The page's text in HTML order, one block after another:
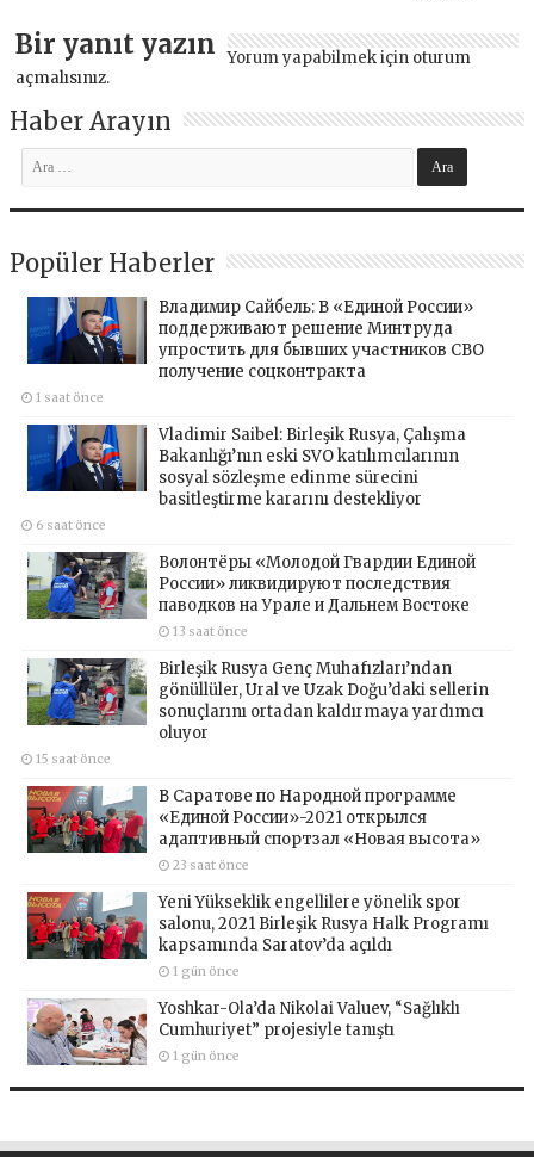
Bir yanıt yazın Yorum yapabilmek için oturum
açmalısınız.
Haber Arayın
Popüler Haberler
Владимир Сайбель: В «Единой России»
поддерживают решение Минтруда
упростить для бывших участников СВО
получение соцконтракта
1 saat önce
Vladimir Saibel: Birleşik Rusya, Çalışma
Bakanlığı’nın eski SVO katılımcılarının
sosyal sözleşme edinme sürecini
basitleştirme kararını destekliyor
6 saat önce
Волонтёры «Молодой Гвардии Единой
России» ликвидируют последствия
паводков на Урале и Дальнем Востоке
13 saat önce
Birleşik Rusya Genç Muhafızları’ndan
gönüllüler, Ural ve Uzak Doğu’daki sellerin
sonuçlarını ortadan kaldırmaya yardımcı
oluyor
15 saat önce
В Саратове по Народной программе
«Единой России»-2021 открылся
адаптивный спортзал «Новая высота»
23 saat önce
Yeni Yükseklik engellilere yönelik spor
salonu, 2021 Birleşik Rusya Halk Programı
kapsamında Saratov’da açıldı
1 gün önce
Yoshkar-Ola’da Nikolai Valuev, “Sağlıklı
Cumhuriyet” projesiyle tanıştı
1 gün önce